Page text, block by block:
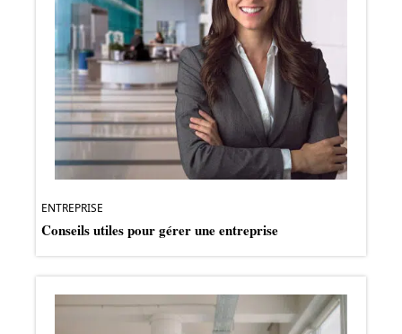
ENTREPRISE
Conseils utiles pour gérer une entreprise